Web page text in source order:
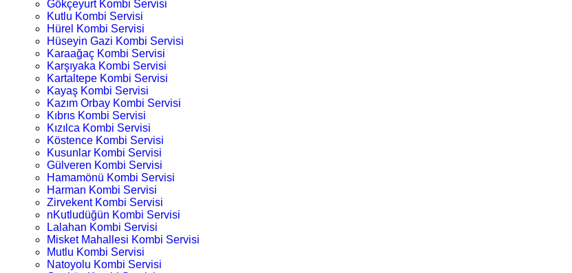
Gökçeyurt Kombi Servisi
Kutlu Kombi Servisi
Hürel Kombi Servisi
Hüseyin Gazi Kombi Servisi
Karaağaç Kombi Servisi
Karşıyaka Kombi Servisi
Kartaltepe Kombi Servisi
Kayaş Kombi Servisi
Kazım Orbay Kombi Servisi
Kıbrıs Kombi Servisi
Kızılca Kombi Servisi
Köstence Kombi Servisi
Kusunlar Kombi Servisi
Gülveren Kombi Servisi
Hamamönü Kombi Servisi
Harman Kombi Servisi
Zirvekent Kombi Servisi
nKutludüğün Kombi Servisi
Lalahan Kombi Servisi
Misket Mahallesi Kombi Servisi
Mutlu Kombi Servisi
Natoyolu Kombi Servisi